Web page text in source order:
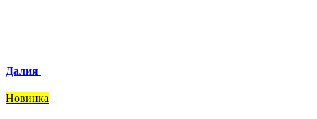
Далия
Новинка